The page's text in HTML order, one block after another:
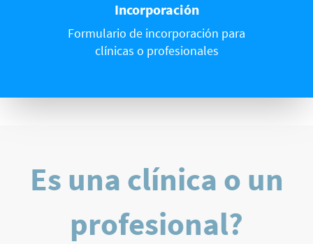
Incorporación
Formulario de incorporación para
clínicas o profesionales
Es una clínica o un
profesional?